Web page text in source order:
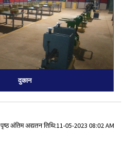
दुकान
पृष्ठ अंतिम अद्यतन तिथि:11-05-2023 08:02 AM